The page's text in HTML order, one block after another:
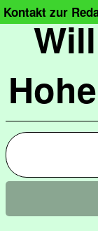
Kontakt zur